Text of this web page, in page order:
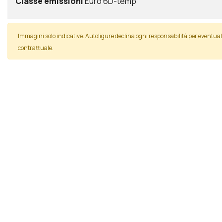
Immagini solo indicative. Autoligure declina ogni responsabilità per
contrattuale.